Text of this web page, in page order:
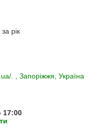
рік
. , Запоріжжя, Україна
17:00